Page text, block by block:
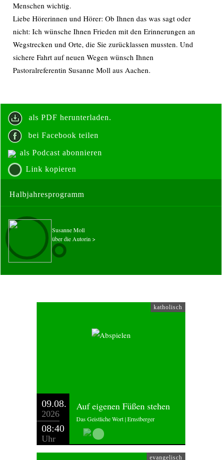
Menschen wichtig.
Liebe Hörerinnen und Hörer: Ob Ihnen das was sagt oder
nicht: Ich wünsche Ihnen Frieden mit den Erinnerungen an
Wegstrecken und Orte, die Sie zurücklassen mussten. Und
sichere Fahrt auf neuen Wegen wünsch Ihnen
Pastoralreferentin Susanne Moll aus Aachen.
als PDF herunterladen.
bei Facebook teilen
als Podcast abonnieren
Link kopieren
Halbjahresprogramm
Susanne Moll
über die Autorin >
katholisch
09.08.
2026
08:40
Uhr
Auf eigenen Füßen stehen
Das Geistliche Wort | Ernstberger
evangelisch